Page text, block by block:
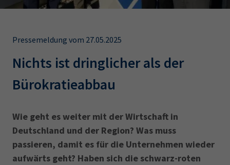
IHK regional
Karriere
EN
IHK Akademie
34d
Prüfungstermine
Sachkundeprüfung
Berichtsheft
34i
Betriebswirt Prüfbericht
Pressemeldung vom 27.05.2025
Nichts ist dringlicher als der
Bürokratieabbau
Wie geht es weiter mit der Wirtschaft in
Deutschland und der Region? Was muss
passieren, damit es für die Unternehmen wieder
aufwärts geht? Haben sich die schwarz-roten